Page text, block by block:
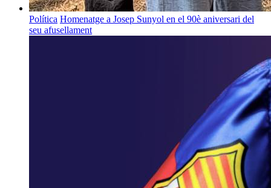
Política Homenatge a Josep Sunyol en el 90è aniversari del
seu afusellament